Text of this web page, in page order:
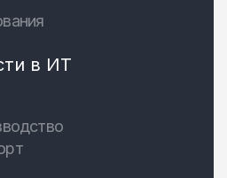
в ИТ